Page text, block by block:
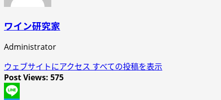
ワイン研究家
Administrator
ウェブサイトにアクセス すべての投稿を表示
Post Views: 575